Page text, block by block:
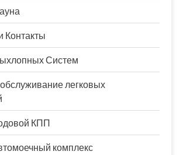
Контакты
Систем
легковых
КПП
комплекс